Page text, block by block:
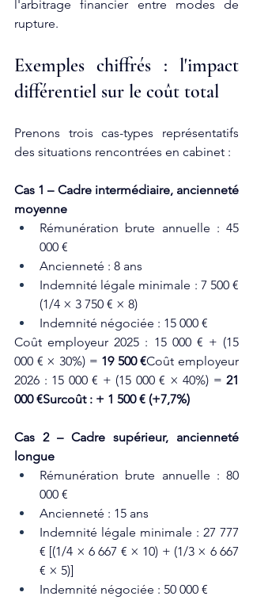
l'arbitrage financier entre modes de
rupture.​
Exemples chiffrés : l'impact
différentiel sur le coût total
Prenons trois cas-types représentatifs
des situations rencontrées en cabinet :
Cas 1 – Cadre intermédiaire, ancienneté
moyenne
Rémunération brute annuelle : 45
000 €
Ancienneté : 8 ans
Indemnité légale minimale : 7 500 €
(1/4 × 3 750 € × 8)
Indemnité négociée : 15 000 €
Coût employeur 2025 : 15 000 € + (15
000 € × 30%) = 19 500 €Coût employeur
2026 : 15 000 € + (15 000 € × 40%) = 21
000 €Surcoût : + 1 500 € (+7,7%)
Cas 2 – Cadre supérieur, ancienneté
longue
Rémunération brute annuelle : 80
000 €
Ancienneté : 15 ans
Indemnité légale minimale : 27 777
€ [(1/4 × 6 667 € × 10) + (1/3 × 6 667
€ × 5)]
Indemnité négociée : 50 000 €